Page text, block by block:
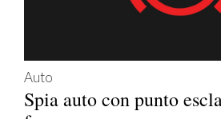
Auto
Spia auto con punto